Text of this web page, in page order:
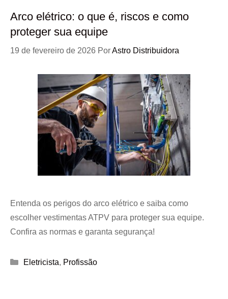
Arco elétrico: o que é, riscos e como
proteger sua equipe
19 de fevereiro de 2026 PorAstro Distribuidora
Entenda os perigos do arco elétrico e saiba como
escolher vestimentas ATPV para proteger sua equipe.
Confira as normas e garanta segurança!
Categorias
Eletricista, Profissão